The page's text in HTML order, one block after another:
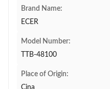
Brand Name:
ECER
Model Number:
TTB-48100
Place of Origin:
Cina